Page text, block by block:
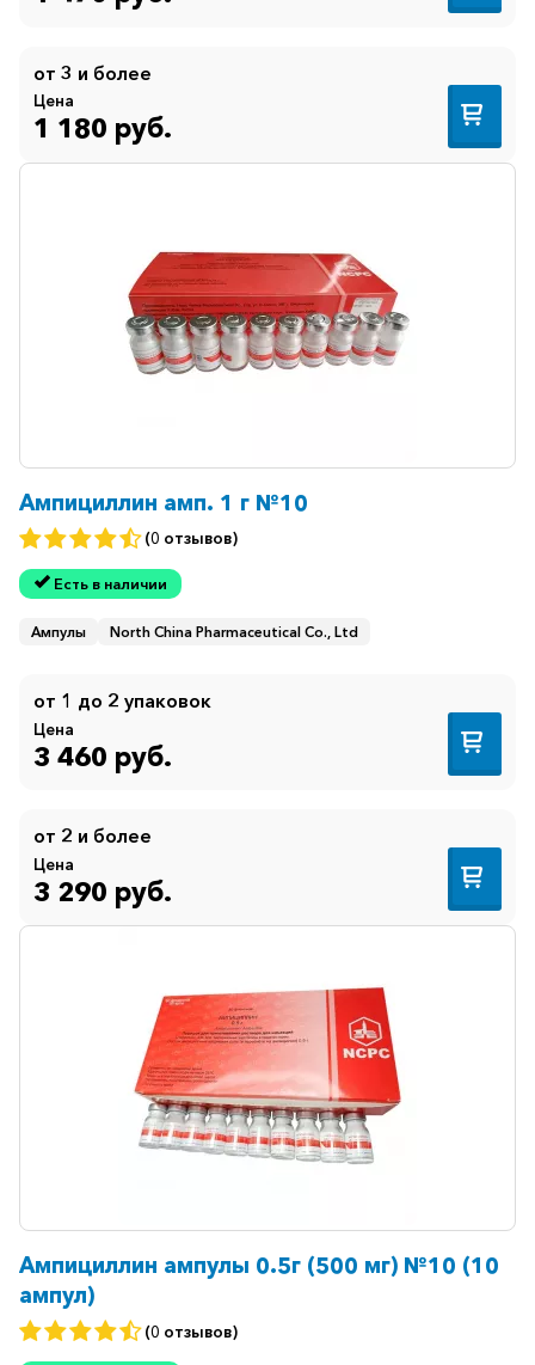
от 3 и более
Цена
1 180 руб.
Ампициллин амп. 1 г №10
(0 отзывов)
Есть в наличии
Ампулы North China Pharmaceutical Co., Ltd
от 1 до 2 упаковок
Цена
3 460 руб.
от 2 и более
Цена
3 290 руб.
Ампициллин ампулы 0.5г (500 мг) №10 (10
ампул)
(0 отзывов)